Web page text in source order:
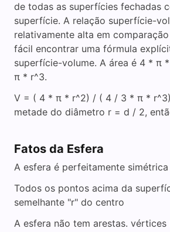
de todas as superfícies fechadas
superfície. A relação superfície-
relativamente alta em
fácil encontrar uma fórmula
superfície-volume. A área é 4 * π
π * r^3.
V = ( 4 * π * r^2) / ( 4 / 3 * π *
metade do diâmetro r = d / 2,
Fatos da Esfera
A esfera é perfeitamente simétrica
Todos os pontos acima da
semelhante "r" do centro
A esfera não tem arestas. vértices